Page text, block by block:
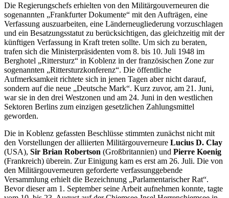
Die Regierungschefs erhielten von den Militärgouverneuren die
sogenannten „Frankfurter Dokumente“ mit den Aufträgen, eine
Verfassung auszuarbeiten, eine Länderneugliederung vorzuschlagen
und ein Besatzungsstatut zu berücksichtigen, das gleichzeitig mit der
künftigen Verfassung in Kraft treten sollte. Um sich zu beraten,
trafen sich die Ministerpräsidenten vom 8. bis 10. Juli 1948 im
Berghotel „Rittersturz“ in Koblenz in der französischen Zone zur
sogenannten „Rittersturzkonferenz“. Die öffentliche
Aufmerksamkeit richtete sich in jenen Tagen aber nicht darauf,
sondern auf die neue „Deutsche Mark“. Kurz zuvor, am 21. Juni,
war sie in den drei Westzonen und am 24. Juni in den westlichen
Sektoren Berlins zum einzigen gesetzlichen Zahlungsmittel
geworden.
Die in Koblenz gefassten Beschlüsse stimmten zunächst nicht mit
den Vorstellungen der alliierten Militärgouverneure Lucius D. Clay
(USA), Sir Brian Robertson (Großbritannien) und Pierre Koenig
(Frankreich) überein. Zur Einigung kam es erst am 26. Juli. Die von
den Militärgouverneuren geforderte verfassunggebende
Versammlung erhielt die Bezeichnung „Parlamentarischer Rat“.
Bevor dieser am 1. September seine Arbeit aufnehmen konnte, tagte